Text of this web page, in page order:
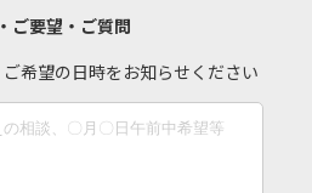
ご要望・ご質問
希望の日時をお知らせください